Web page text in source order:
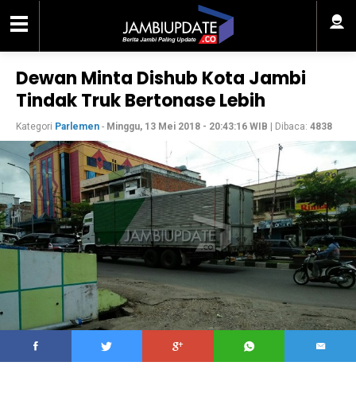
Dewan Minta Dishub Kota Jambi
Tindak Truk Bertonase Lebih
Kategori Parlemen - Minggu, 13 Mei 2018 - 20:43:16 WIB | Dibaca: 4838